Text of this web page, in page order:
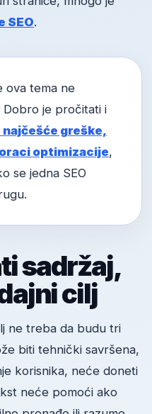
SEO.
ova tema ne
Dobro je pročitati i
greške,
optimizacije,
se jedna SEO
sadržaj,
cilj
ne treba da budu tri
biti tehnički savršena,
korisnika, neće doneti
neće pomoći ako